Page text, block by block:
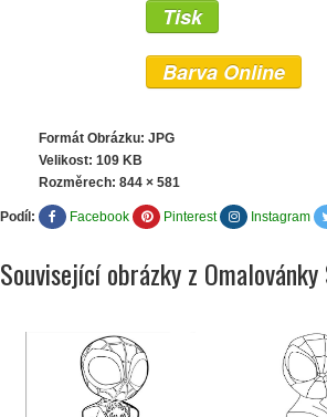
Tisk
Barva Online
Formát Obrázku: JPG
Velikost: 109 KB
Rozměrech: 844 × 581
Podíl: Facebook Pinterest Instagram
Související obrázky z Omalovánky